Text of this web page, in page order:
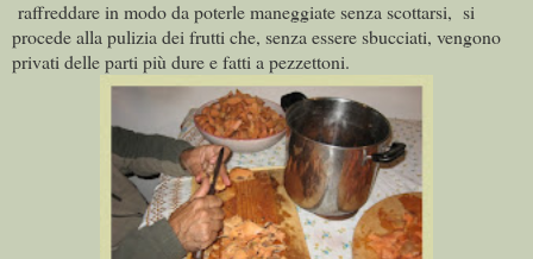
raffreddare in modo da poterle maneggiate senza scottarsi, si
procede alla pulizia dei frutti che, senza essere sbucciati, vengono
privati delle parti più dure e fatti a pezzettoni.